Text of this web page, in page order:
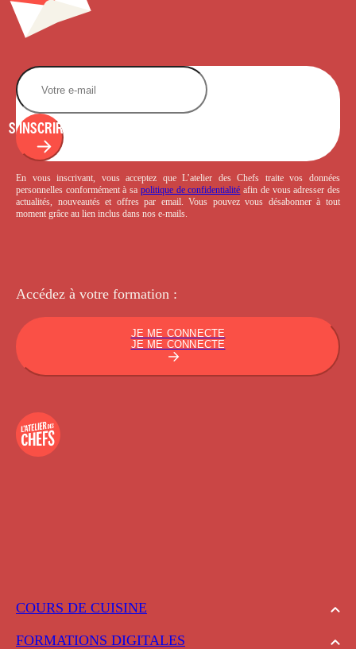
COURS DE CUISINE
FORMATIONS DIGITALES
S'INSCRIRE
En vous inscrivant, vous acceptez que L’atelier des Chefs traite vos données
personnelles conformément à sa politique de confidentialité afin de vous adresser des
actualités, nouveautés et offres par email. Vous pouvez vous désabonner à tout
moment grâce au lien inclus dans nos e-mails.
Accédez à votre formation :
JE ME CONNECTE
JE ME CONNECTE